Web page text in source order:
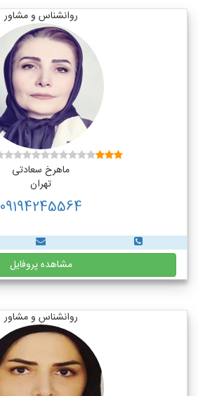
روانشناس و مشاور
ماهرخ سعادتی
تهران
09194245564
مشاهده پروفایل
روانشناس و مشاور